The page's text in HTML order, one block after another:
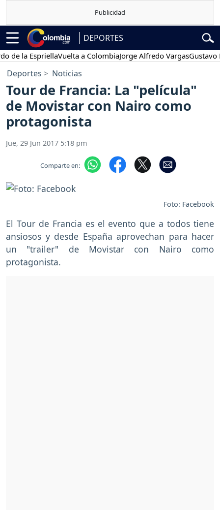
DEPORTES
la EspriellaVuelta a ColombiaJorge Alfredo VargasGustavo Petro
Deportes Noticias
Tour de Francia: La "película"
de Movistar con Nairo como
protagonista
Jue, 29 Jun 2017 5:18 pm
Comparte en:
Foto: Facebook
El Tour de Francia es el evento que a todos tiene
ansiosos y desde España aprovechan para hacer
un "trailer" de Movistar con Nairo como
protagonista.